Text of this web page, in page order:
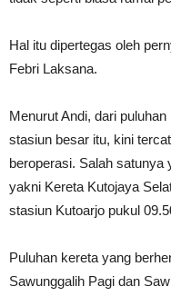
Hal itu dipertegas oleh
Febri Laksana.
Menurut Andi, dari
stasiun besar itu, kini
beroperasi. Salah satunya
yakni Kereta Kutojaya
stasiun Kutoarjo pukul
Puluhan kereta yang
Sawunggalih Pagi dan